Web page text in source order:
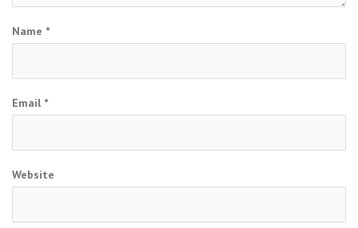
Name *
Email *
Website